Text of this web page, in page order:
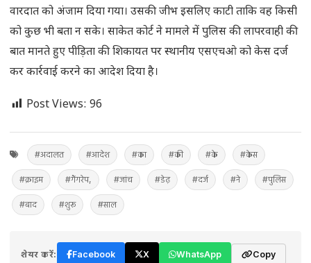
वारदात को अंजाम दिया गया। उसकी जीभ इसलिए काटी ताकि वह किसी
को कुछ भी बता न सके। साकेत कोर्ट ने मामले में पुलिस की लापरवाही की
बात मानते हुए पीड़िता की शिकायत पर स्थानीय एसएचओ को केस दर्ज
कर कार्रवाई करने का आदेश दिया है।
Post Views: 96
#अदालत #आदेश #का #की #के #केस
#क्राइम #गैंगरेप, #जांच #डेढ़ #दर्ज #ने #पुलिस
#बाद #शुरू #साल
शेयर करें: Facebook X WhatsApp Copy